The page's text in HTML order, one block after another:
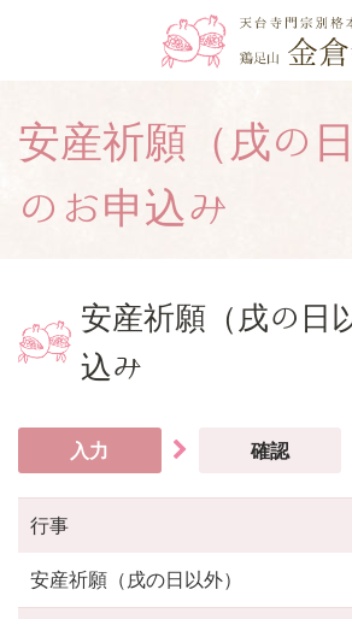
安産祈願（戌の日
のお申込み
安産祈願（戌の日
込み
入力 確認
行事
安産祈願（戌の日以外）